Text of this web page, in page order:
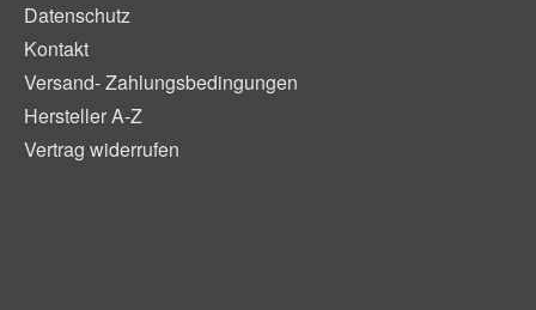
Datenschutz
Kontakt
Versand- Zahlungsbedingungen
Hersteller A-Z
Vertrag widerrufen